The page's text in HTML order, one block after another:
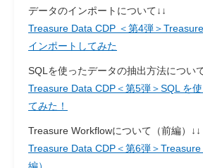
データのインポートについて↓↓
Treasure Data CDP ＜第4弾＞
インポートしてみた
SQLを使ったデータの抽出方法につい
Treasure Data CDP＜第5弾＞SQL を
てみた！
Treasure Workflowについて（前編）↓↓
Treasure Data CDP＜第6弾＞